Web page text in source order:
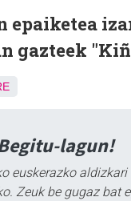
epaiketea
gazteek
lagun!
euskerazko
Zeuk be gugaz bat